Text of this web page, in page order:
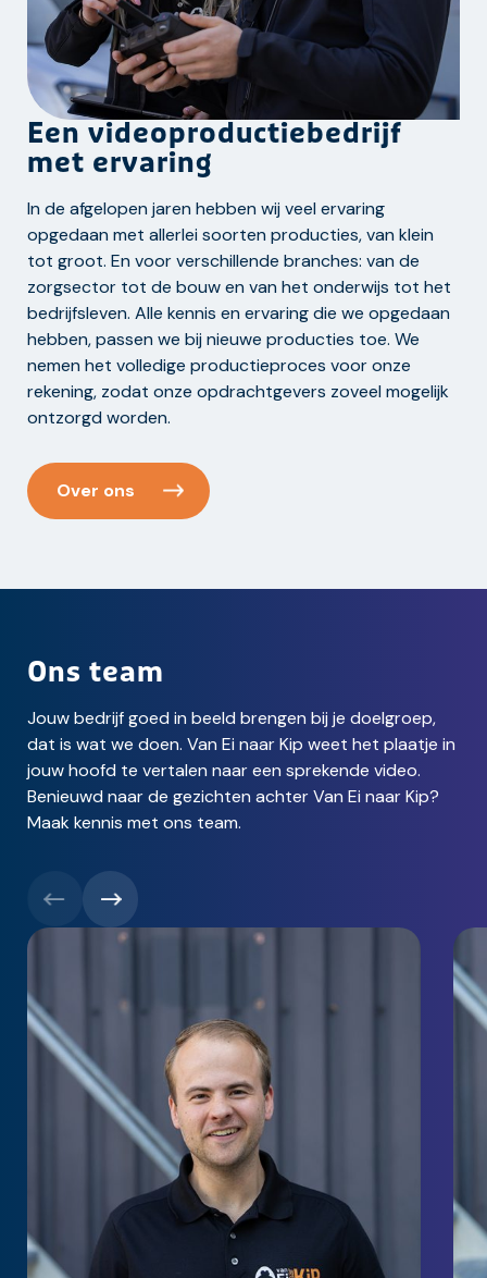
Een videoproductiebedrijf
met ervaring
In de afgelopen jaren hebben wij veel ervaring
opgedaan met allerlei soorten producties, van klein
tot groot. En voor verschillende branches: van de
zorgsector tot de bouw en van het onderwijs tot het
bedrijfsleven. Alle kennis en ervaring die we opgedaan
hebben, passen we bij nieuwe producties toe. We
nemen het volledige productieproces voor onze
rekening, zodat onze opdrachtgevers zoveel mogelijk
ontzorgd worden.
Over ons
Ons team
Jouw bedrijf goed in beeld brengen bij je doelgroep,
dat is wat we doen. Van Ei naar Kip weet het plaatje in
jouw hoofd te vertalen naar een sprekende video.
Benieuwd naar de gezichten achter Van Ei naar Kip?
Maak kennis met ons team.